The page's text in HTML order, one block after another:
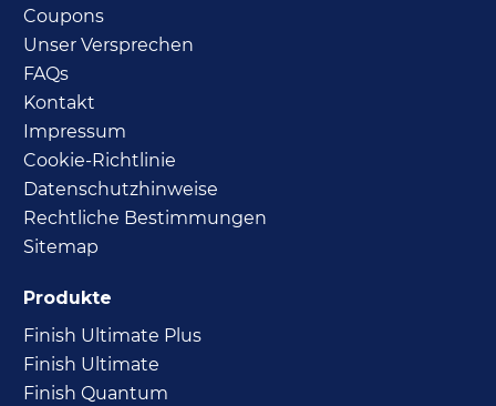
Coupons
Unser Versprechen
FAQs
Kontakt
Impressum
Cookie-Richtlinie
Datenschutzhinweise
Rechtliche Bestimmungen
Sitemap
Produkte
Finish Ultimate Plus
Finish Ultimate
Finish Quantum